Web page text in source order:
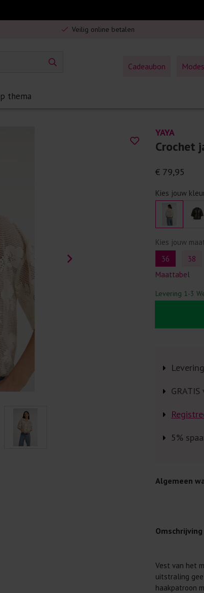
Veilig online betalen
Gratis verzending in Nederland vanaf €75,-
Cadeaubon
thema
YAYA
Crochet
€ 79,95
Kies jouw
Kies jouw
36
38
Maattabel
Levering 1-3
5%
Algemeen
Daarom
Lees altijd
Omschrijving
Vest van het
uitstraling
haakpatroon